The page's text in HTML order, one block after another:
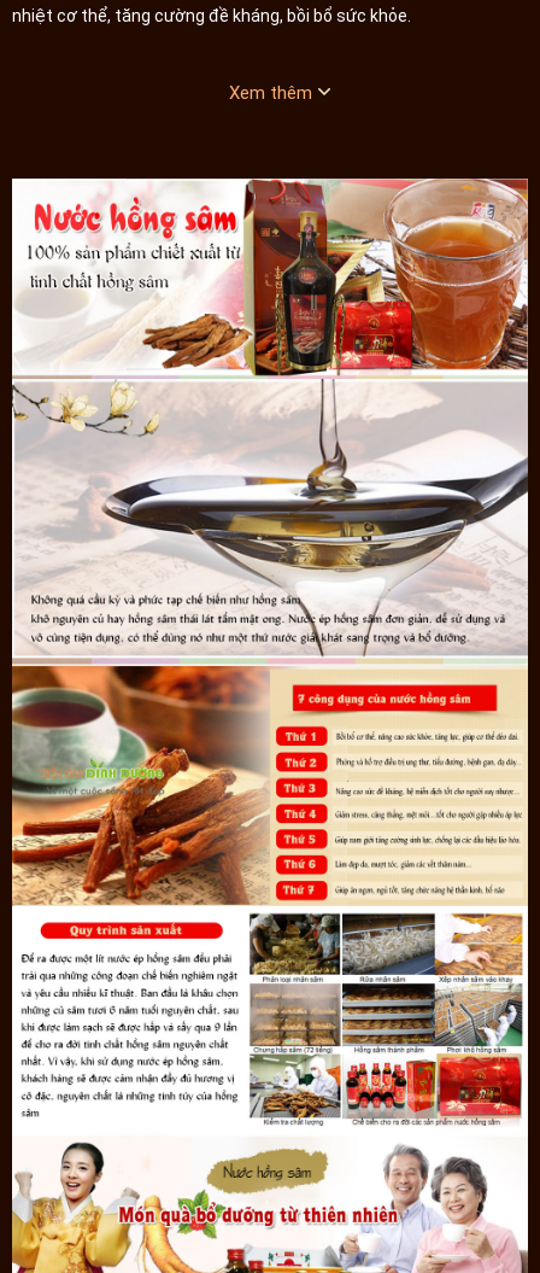
nhiệt cơ thể, tăng cường đề kháng, bồi bổ sức khỏe.
dùng nước hồng sâm Pecheon hàng ngày. Uống tăng sự tỉnh táo,
Sản phẩm đóng gói bao bì đẹp, hương vị thơm ngon nên rất được
ưa chuộng. Trong các dịp lễ tết nhiều bạn còn rất trẻ mua sản
phẩm làm quà biếu tặng bố mẹ, ông bà, quà biếu tặng bạn bè, đồng
nghiệp.
Đặc biệt: Nước hồng sâm cao cấp Hàn Quốc Pocheon Korean Drink
sản xuất theo công nghệ cao bởiD.N Agricaltural Coporation là đơn
vị chuyên chiết xuất các dòng nước ép cao cấp, đóng túi tiện lợi
cầm theo hoặc mang bên mình nên được người dân ưa chuộng.
On plaza nhà phân phối nước hồng sâm cao cấp, với kinh nghiệm
15 năm phân phối các sản phẩmquà sức khỏechúng tôi khẳng
định đây là sản phẩm quà biếu sức khỏe đúng xu hướng quà tết
2022, có thể làm quà biếu tết đối tác, quà tết biếu sếp.
Onplaza - Chuyên quà biếu sức khỏe cao cấp
Số điện thoại:096 860 61 69
Địa chỉ:
CƠ SỞ CHÍNH: HỒ CHÍ MINH
Địa chỉ : Số 19 – 21 Cách Mạng Tháng 8 – Phường Bến Thành –
Quận 1 – TP.HCM
CƠ SỞ LIÊN KẾT: 76 HAI BÀ TRƯNG
Địa chỉ : 76 Hai Bà Trưng, Hoàn Kiếm, Hà Nội
CƠ SỞ LIÊN KẾT: 327 TRƯỜNG CHINH
Địa chỉ : 327 Trường Chinh, Ngã Tư Sở, Hà Nội
Cập nhật tin tức về quà biếu:
https://twitter.com/i/events/1390138436871360514
Hàn Quốc loại cao cấp 3 củ/kg
Dưới đây là một số hình ảnh giúp khách hàng nhận diện sản phẩm
Nước hồng sâm Pocheon Korean Drink hộp 30 gói chính hãng:
Xem thêm